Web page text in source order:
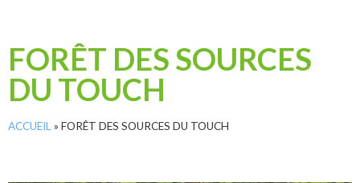
FORÊT DES SOURCES
DU TOUCH
ACCUEIL » FORÊT DES SOURCES DU TOUCH